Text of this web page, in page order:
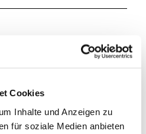
Cookies
Inhalte und Anzeigen zu
für soziale Medien anbieten
Apr Mai Jun Jul
Okt